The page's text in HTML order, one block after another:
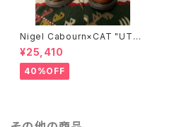
Nigel Cabourn×CAT "UTA
H"/BROWN
¥25,410
40%OFF